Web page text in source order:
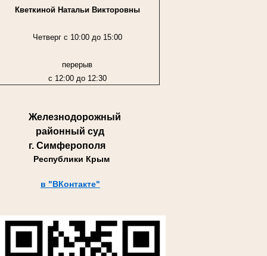
Кветкиной Натальи Викторовны
Четверг с 10:00 до 15:00
перерыв
с 12:00 до 12:30
Железнодорожный
районный суд
г. Симферополя
Республики Крым
в "ВКонтакте"